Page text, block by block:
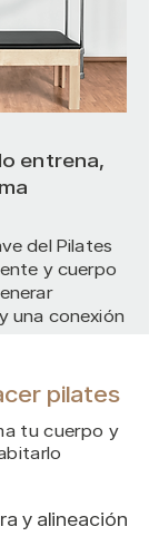
entrena,
del Pilates
y cuerpo
una conexión
pilates
tu cuerpo y
y alineación